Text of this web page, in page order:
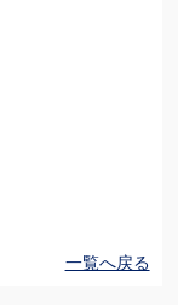
一覧へ戻る